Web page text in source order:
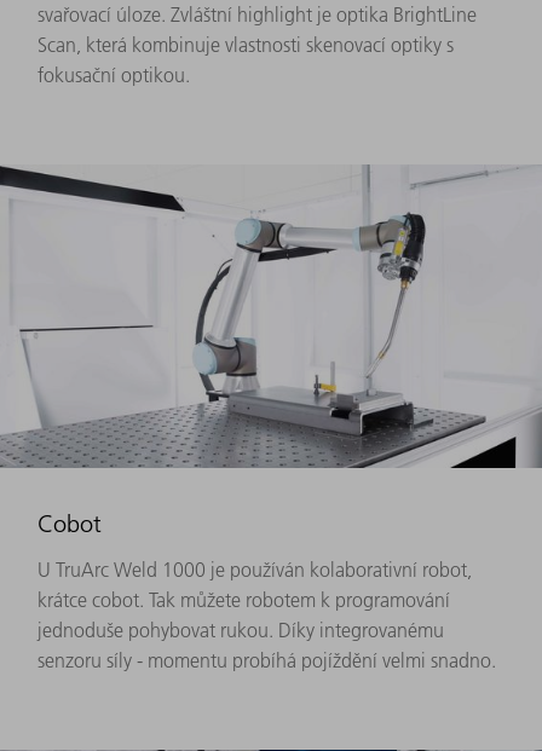
svařovací úloze. Zvláštní highlight je optika BrightLine
Scan, která kombinuje vlastnosti skenovací optiky s
fokusační optikou.
Cobot
U TruArc Weld 1000 je používán kolaborativní robot,
krátce cobot. Tak můžete robotem k programování
jednoduše pohybovat rukou. Díky integrovanému
senzoru síly - momentu probíhá pojíždění velmi snadno.